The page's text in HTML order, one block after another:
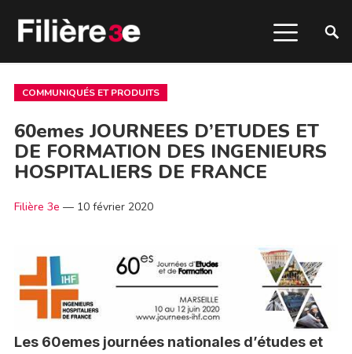
COMMUNIQUÉS ET PRODUITS
60emes JOURNEES D’ETUDES ET
DE FORMATION DES INGENIEURS
HOSPITALIERS DE FRANCE
Filière 3e — 10 février 2020
Les 60emes journées nationales d’études et